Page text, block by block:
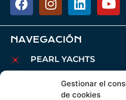
Gestionar el
de cookies
NAVEGACIÓN
PEARL YACHTS
PARDO YACHTS
MAREX BOATS